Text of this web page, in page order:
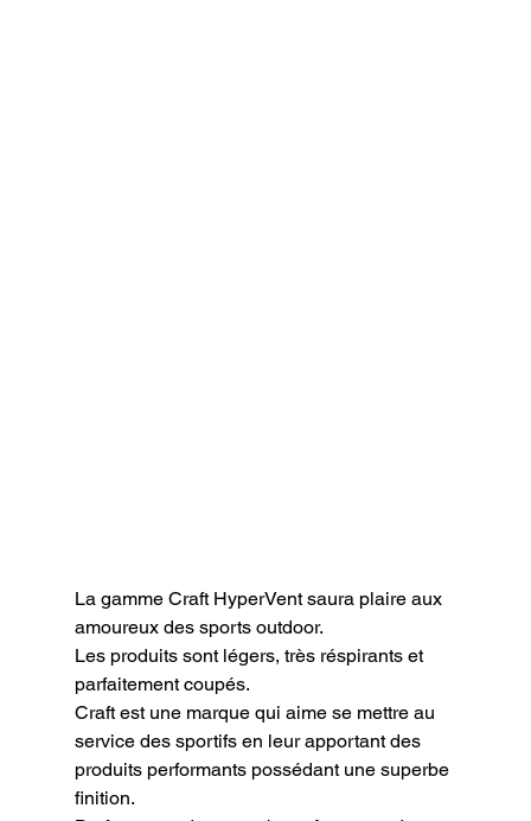
La gamme Craft HyperVent saura plaire aux
amoureux des sports outdoor.
Les produits sont légers, très réspirants et
parfaitement coupés.
Craft est une marque qui aime se mettre au
service des sportifs en leur apportant des
produits performants possédant une superbe
finition.